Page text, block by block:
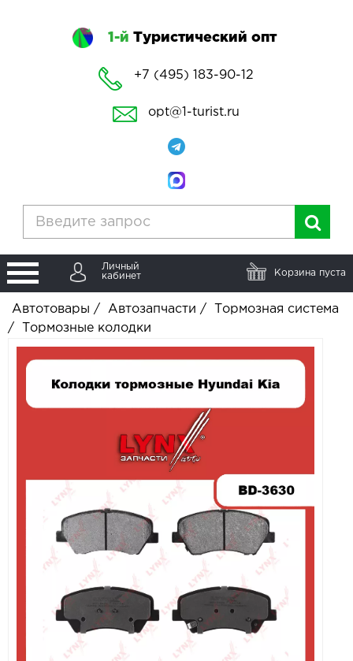
1-й Туристический опт
+7 (495) 183-90-12
opt@1-turist.ru
Личный
кабинет
Корзина пуста
Автотовары / Автозапчасти /
Тормозная система
/
Тормозные колодки